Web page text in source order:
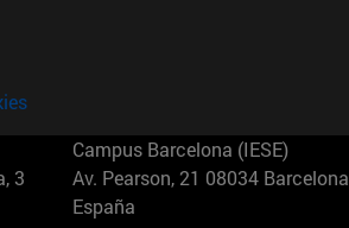
3
Campus Barcelona (IESE)
Av. Pearson, 21 08034 Barcelona
España